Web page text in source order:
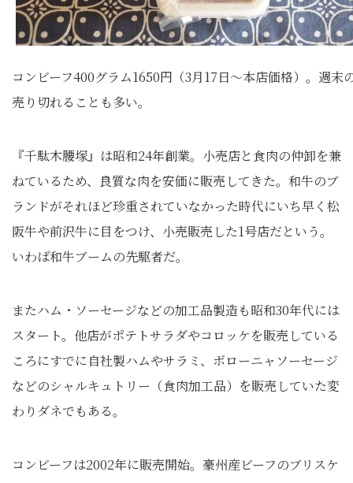
コンビーフ400グラム1650円（3月17日～本店価格）。週末
売り切れることも多い。
『千駄木腰塚』は昭和24年創業。小売店と食肉の仲卸を兼
ねているため、良質な肉を安価に販売してきた。和牛のブ
ランドがそれほど珍重されていなかった時代にいち早く松
阪牛や前沢牛に目をつけ、小売販売した1号店だという。
いわば和牛ブームの先駆者だ。
またハム・ソーセージなどの加工品製造も昭和30年代には
スタート。他店がポテトサラダやコロッケを販売している
ころにすでに自社製ハムやサラミ、ボローニャソーセージ
などのシャルキュトリー（食肉加工品）を販売していた変
わりダネでもある。
コンビーフは2002年に販売開始。豪州産ビーフのブリスケ